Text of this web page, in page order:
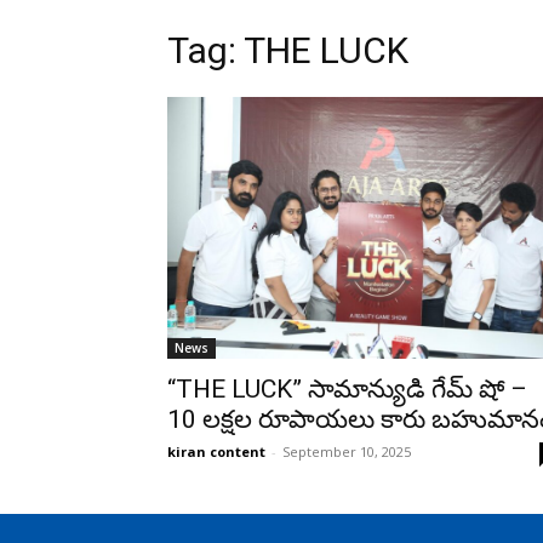
Tag: THE LUCK
News
“THE LUCK” సామాన్యుడి గేమ్ షో –
10 లక్షల రూపాయలు కారు
kiran content - September 10, 2025